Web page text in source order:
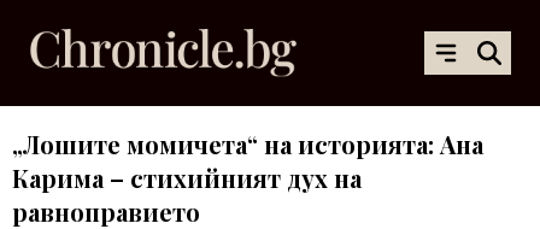
„Лошите момичета“ на историята: Ана
Карима – стихийният дух на
равноправието